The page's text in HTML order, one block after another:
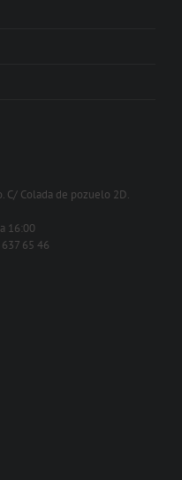
C/ Colada de pozuelo 2D.
16:00
65 46